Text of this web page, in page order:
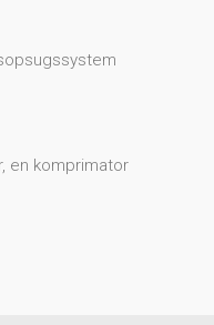
en komprimator